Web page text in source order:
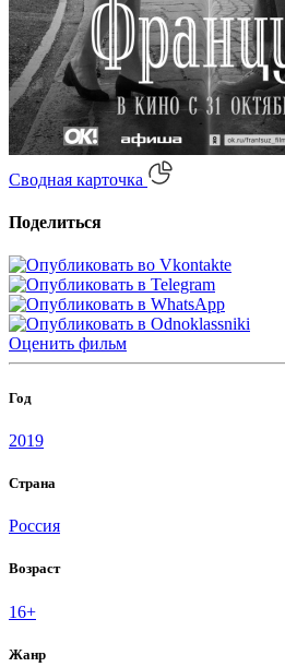
Сводная карточка
Поделиться
Оценить фильм
Год
2019
Страна
Россия
Возраст
16+
Жанр